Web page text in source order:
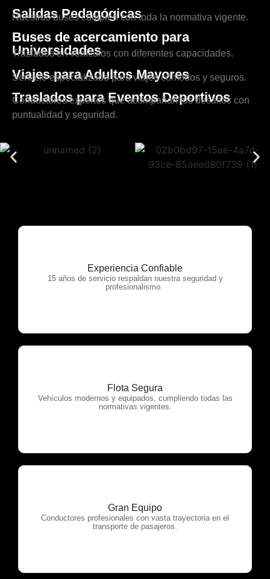
Salidas Pedagógicas
Nuestros buses cumplen con toda la normativa vigente.
Buses de acercamiento para
Universidades
Traslados en vehículos con diferentes capacidades.
Viajes para Adultos Mayores
Servicio especializado para viajes cómodos y seguros.
Traslados para Eventos Deportivos
Conductores expertos que acompañan tus desafíos con
puntualidad y seguridad.
Experiencia Confiable
15 años de servicio respaldan nuestra seguridad y
profesionalismo.
OTP Servicios
Flota Segura
Vehículos modernos y equipados, cumpliendo todas las
normativas vigentes.
OTP Servicios
Gran Equipo
Conductores profesionales con vasta trayectoria en el
transporte de pasajeros.
OTP Servicios